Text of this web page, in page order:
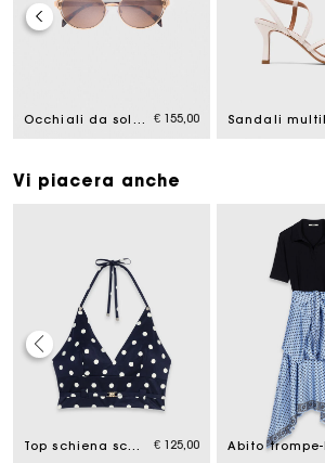
Occhiali da sole tondi € 155,00
Vi piacera anche
Top schiena scoperta in misto lino € 125,00
La carta regalo Maje: il modo
perfetto
Consegna a domicilio offerta